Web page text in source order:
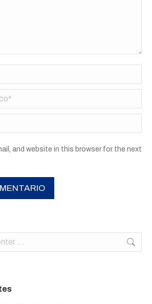
*
and website in this browser for the next